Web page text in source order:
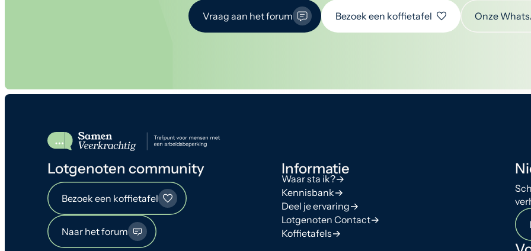
Vraag aan het forum Bezoek een koffietafel Onze
Lotgenoten community
Bezoek een koffietafel
Naar het forum
Informatie
Waar sta ik?
Kennisbank
Deel je ervaring
Lotgenoten Contact
Koffietafels